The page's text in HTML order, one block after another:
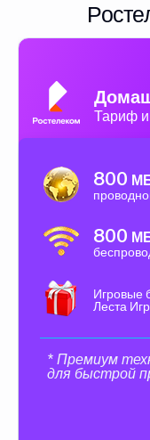
Тариф
800
800
Игровые
Леста
* Премиум
для быстрой